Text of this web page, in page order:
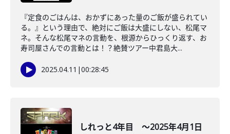
『定食のごはんは、おかずにあった量のご飯が盛られてい
る。』という理由で、絶対にご飯は大盛にしない、松尾マ
ネ。そんな松尾マネの言動を、根源からひっくり返す、お
寿司屋さんでの言動とは！？絶賛ツアー中君島大...
2025.04.11 |00:28:45
しれっと4年目 ～2025年4月1日